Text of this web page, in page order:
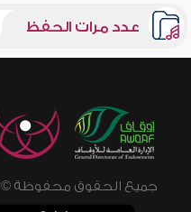
عدد مرات الحفظ
جميع الحقوق محفوظة © 2026 - 1998 لشبكة إسلام ويب